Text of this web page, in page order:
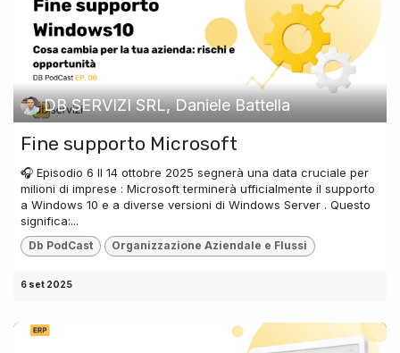
DB SERVIZI SRL, Daniele Battella
Fine supporto Microsoft
🎧 Episodio 6 Il 14 ottobre 2025 segnerà una data cruciale per
milioni di imprese : Microsoft terminerà ufficialmente il supporto
a Windows 10 e a diverse versioni di Windows Server . Questo
significa:...
Db PodCast Organizzazione Aziendale e Flussi
6 set 2025